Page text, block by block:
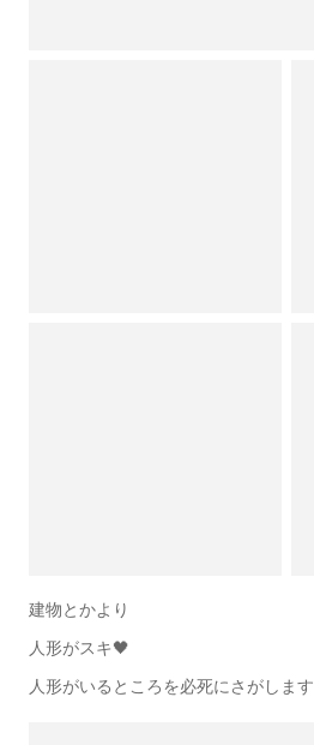
建物とかより
人形がスキ🖤
人形がいるところを必死にさがします